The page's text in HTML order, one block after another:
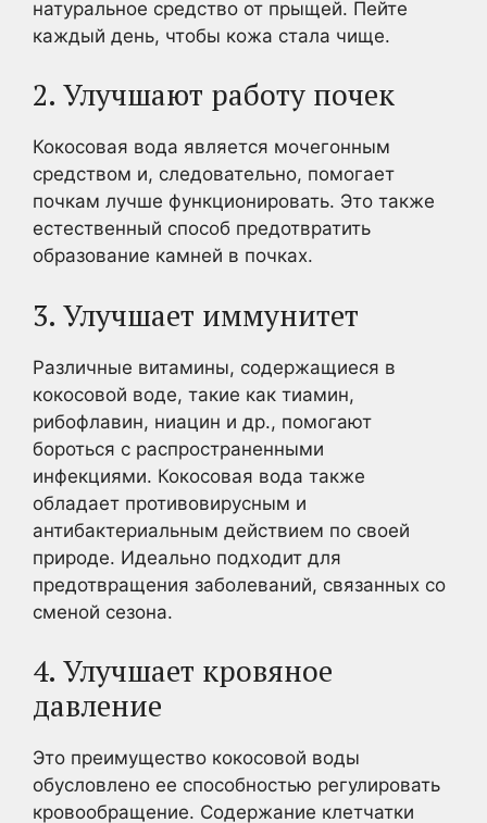
натуральное средство от прыщей. Пейте
каждый день, чтобы кожа стала чище.
2. Улучшают работу почек
Кокосовая вода является мочегонным
средством и, следовательно, помогает
почкам лучше функционировать. Это также
естественный способ предотвратить
образование камней в почках.
3. Улучшает иммунитет
Различные витамины, содержащиеся в
кокосовой воде, такие как тиамин,
рибофлавин, ниацин и др., помогают
бороться с распространенными
инфекциями. Кокосовая вода также
обладает противовирусным и
антибактериальным действием по своей
природе. Идеально подходит для
предотвращения заболеваний, связанных со
сменой сезона.
4. Улучшает кровяное
давление
Это преимущество кокосовой воды
обусловлено ее способностью регулировать
кровообращение. Содержание клетчатки